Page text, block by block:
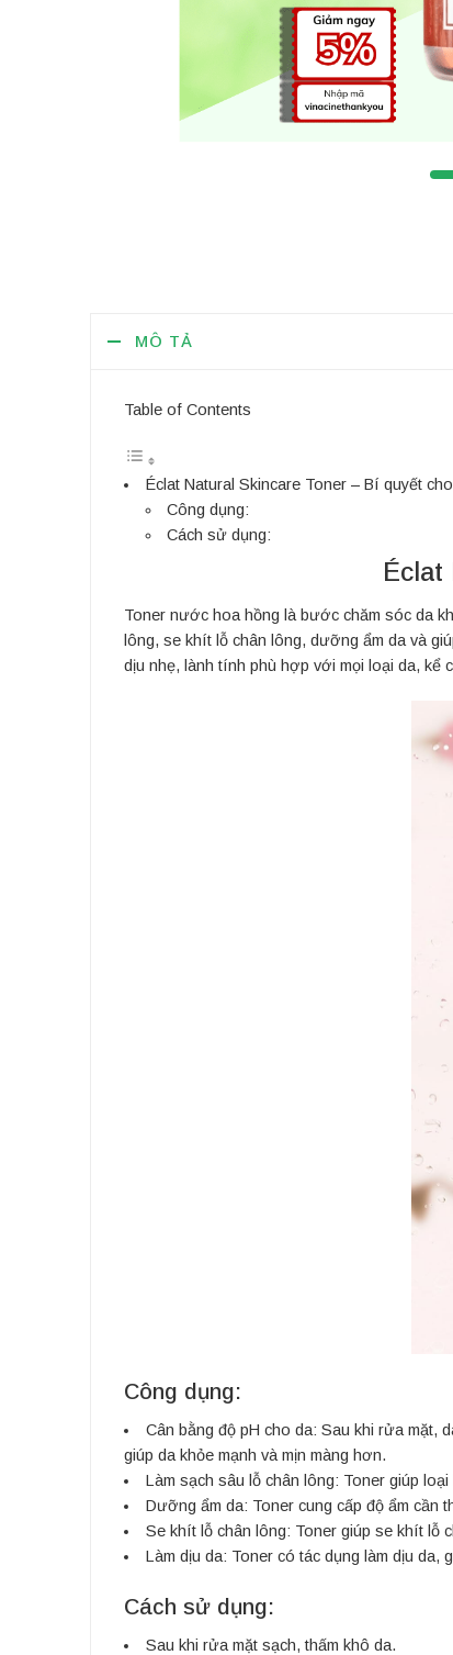
MÔ TẢ
Table of Contents
Éclat Natural Skincare Toner – Bí quyết
Công dụng:
Cách sử dụng:
Éclat
Toner nước hoa hồng là bước chăm sóc da
lông, se khít lỗ chân lông, dưỡng ẩm da và
dịu nhẹ, lành tính phù hợp với mọi loại da, kể
Công dụng:
Cân bằng độ pH cho da: Sau khi rửa mặt,
giúp da khỏe mạnh và mịn màng hơn.
Làm sạch sâu lỗ chân lông: Toner giúp
Dưỡng ẩm da: Toner cung cấp độ ẩm cần
Se khít lỗ chân lông: Toner giúp se khít lỗ
Làm dịu da: Toner có tác dụng làm dịu da,
Cách sử dụng:
Sau khi rửa mặt sạch, thấm khô da.